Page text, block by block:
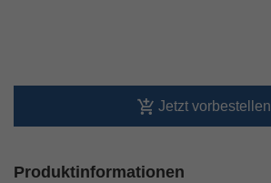
Jetzt vorbestellen
Produktinformationen